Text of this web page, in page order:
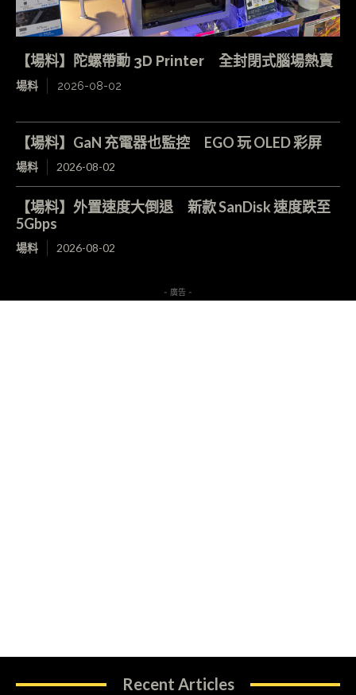
【場料】陀螺帶動 3D Printer 全封閉式腦場熱賣
場料 2026-08-02
【場料】GaN 充電器也監控 EGO 玩 OLED 彩屏
場料 2026-08-02
【場料】外置速度大倒退 新款 SanDisk 速度跌至
5Gbps
場料 2026-08-02
- 廣告 -
Recent Articles